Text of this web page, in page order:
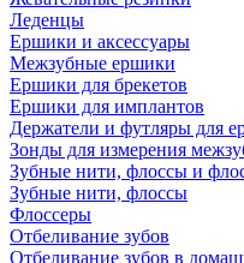
Леденцы
Ершики и аксессуары
Межзубные ершики
Ершики для брекетов
Ершики для имплантов
Держатели и футляры для
Зонды для измерения
Зубные нити, флоссы и
Зубные нити, флоссы
Флоссеры
Отбеливание зубов
Отбеливание зубов в